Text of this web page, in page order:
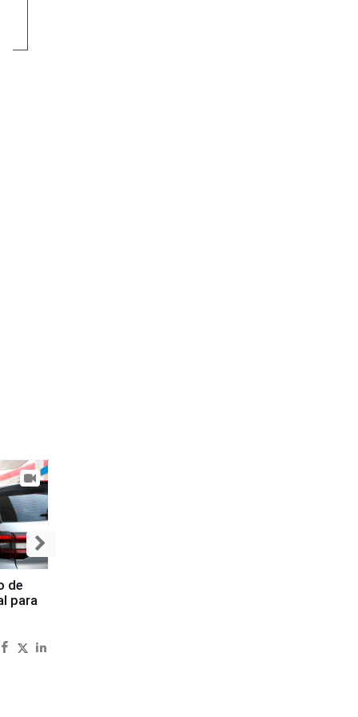
de
para